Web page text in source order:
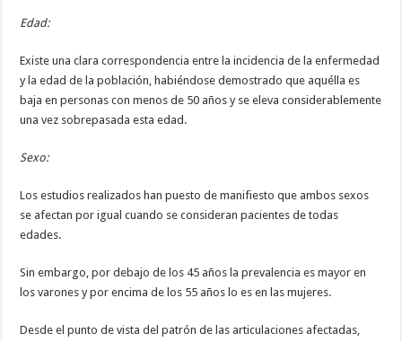
Edad:
Existe una clara correspondencia entre la incidencia de la enfermedad
y la edad de la población, habiéndose demostrado que aquélla es
baja en personas con menos de 50 años y se eleva considerablemente
una vez sobrepasada esta edad.
Sexo:
Los estudios realizados han puesto de manifiesto que ambos sexos
se afectan por igual cuando se consideran pacientes de todas
edades.
Sin embargo, por debajo de los 45 años la prevalencia es mayor en
los varones y por encima de los 55 años lo es en las mujeres.
Desde el punto de vista del patrón de las articulaciones afectadas,